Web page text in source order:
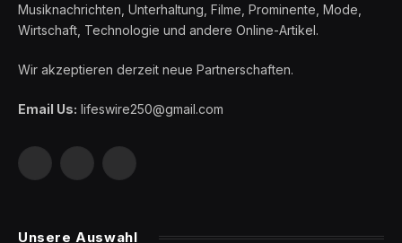
Musiknachrichten, Unterhaltung, Filme, Prominente, Mode,
Wirtschaft, Technologie und andere Online-Artikel.
Wir akzeptieren derzeit neue Partnerschaften.
Email Us: lifeswire250@gmail.com
Facebook LinkedIn
Unsere Auswahl